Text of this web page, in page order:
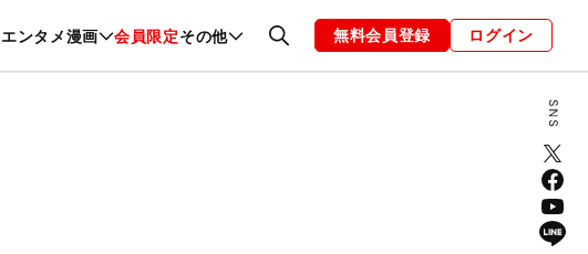
エンタメ漫画 会員限定その他
グルメ ファッション 恋愛・結婚 編集部 お知らせ
無料会員登録 ログイン